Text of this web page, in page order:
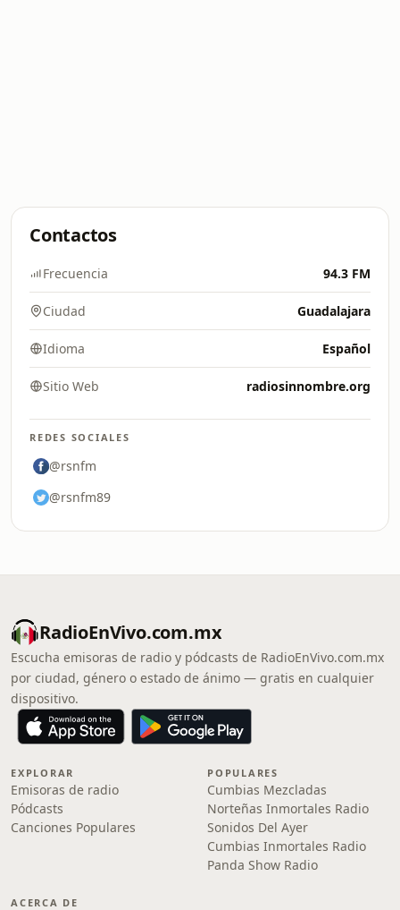
Contactos
Frecuencia 94.3 FM
Ciudad Guadalajara
Idioma Español
Sitio Web radiosinnombre.org
REDES SOCIALES
@rsnfm
@rsnfm89
RadioEnVivo.com.mx
Escucha emisoras de radio y pódcasts de RadioEnVivo.com.mx
por ciudad, género o estado de ánimo — gratis en cualquier
dispositivo.
EXPLORAR
Emisoras de radio
Pódcasts
Canciones Populares
POPULARES
Cumbias Mezcladas
Norteñas Inmortales Radio
Sonidos Del Ayer
Cumbias Inmortales Radio
Panda Show Radio
ACERCA DE